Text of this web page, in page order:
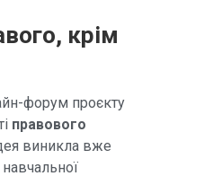
крім
форум проєкту
правового
виникла вже
навчальної